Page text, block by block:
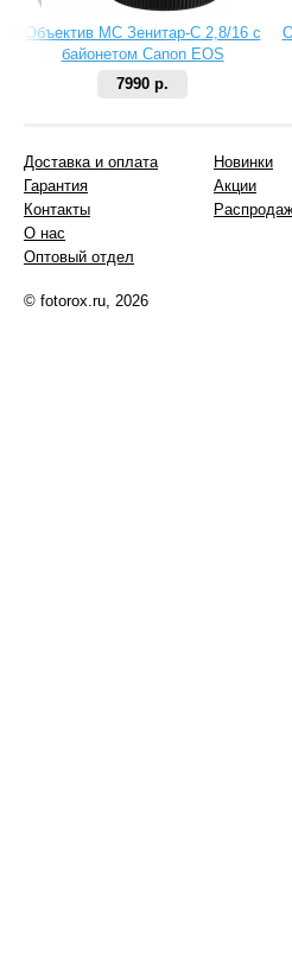
Объектив МС Зенитар-C 2,8/16 с
байонетом Canon EOS
7990 р.
Доставка и оплата
Гарантия
Контакты
О нас
Оптовый отдел
Новинки
Акции
© fotorox.ru, 2026